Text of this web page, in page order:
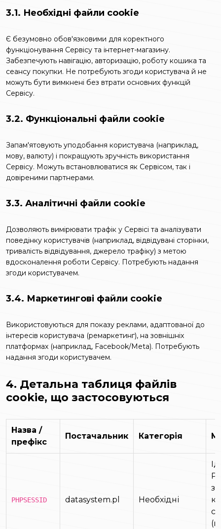
3.1. Необхідні файли cookie
Є безумовно обов'язковими для коректного
функціонування Сервісу та інтернет-магазину.
Забезпечують навігацію, авторизацію, роботу кошика та
сеансу покупки. Не потребують згоди користувача й не
можуть бути вимкнені без втрати основних функцій
Сервісу.
3.2. Функціональні файли cookie
Запам'ятовують уподобання користувача (наприклад,
мову, валюту) і покращують зручність використання
Сервісу. Можуть встановлюватися як Сервісом, так і
довіреними партнерами.
3.3. Аналітичні файли cookie
Дозволяють вимірювати трафік у Сервісі та аналізувати
поведінку користувачів (наприклад, відвідувані сторінки,
тривалість відвідування, джерело трафіку) з метою
вдосконалення роботи Сервісу. Потребують надання
згоди користувачем.
3.4. Маркетингові файли cookie
Використовуються для показу реклами, адаптованої до
інтересів користувача (ремаркетинг), на зовнішніх
платформах (наприклад, Facebook/Meta). Потребують
надання згоди користувачем.
4. Детальна таблиця файлів
cookie, що застосовуються
Назва /
префікс
Постачальник Категорія
PHPSESSID datasystem.pl Необхідні